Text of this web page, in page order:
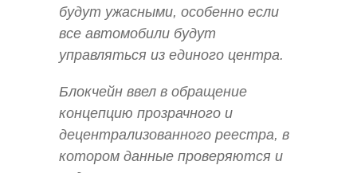
будут ужасными, особенно если
все автомобили будут
управляться из единого центра.
Блокчейн ввел в обращение
концепцию прозрачного и
децентрализованного реестра, в
котором данные проверяются и